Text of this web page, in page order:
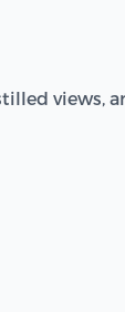
views,